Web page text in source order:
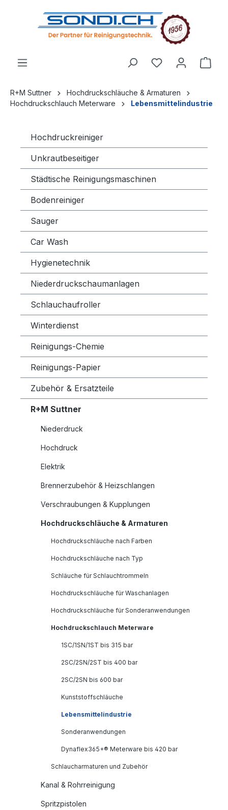
springen
R+M Suttner
Hochdruckschläuche & Armaturen
Hochdruckschlauch Meterware
Lebensmittelindustrie
Hochdruckreiniger
Unkrautbeseitiger
Städtische Reinigungsmaschinen
Bodenreiniger
Sauger
Car Wash
Hygienetechnik
Niederdruckschaumanlagen
Schlauchaufroller
Winterdienst
Reinigungs-Chemie
Reinigungs-Papier
Zubehör & Ersatzteile
R+M Suttner
Niederdruck
Hochdruck
Elektrik
Brennerzubehör & Heizschlangen
Verschraubungen & Kupplungen
Hochdruckschläuche & Armaturen
Hochdruckschläuche nach Farben
Hochdruckschläuche nach Typ
Schläuche für Schlauchtrommeln
Hochdruckschläuche für Waschanlagen
Hochdruckschläuche für Sonderanwendungen
Hochdruckschlauch Meterware
1SC/1SN/1ST bis 315 bar
2SC/2SN/2ST bis 400 bar
2SC/2SN bis 600 bar
Kunststoffschläuche
Lebensmittelindustrie
Sonderanwendungen
Dynaflex365+® Meterware bis 420 bar
Schlaucharmaturen und Zubehör
Kanal & Rohrreinigung
Spritzpistolen